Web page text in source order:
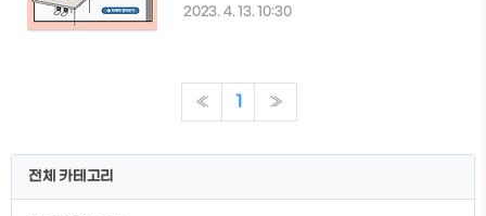
그동안 힘들게 일했던 만큼 마지막도 야무
아볼 수 있습니다. 👇퇴사를 준비하고 계시
는 분들이라면 이번 기회에 확인해 보시길
들은 이번 기회에 확인해 보시길 바랍니다.
2023. 4. 13. 10:30
« 1 »
전체 카테고리